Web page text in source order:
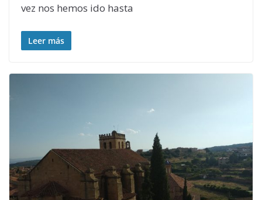
vez nos hemos ido hasta
Leer más